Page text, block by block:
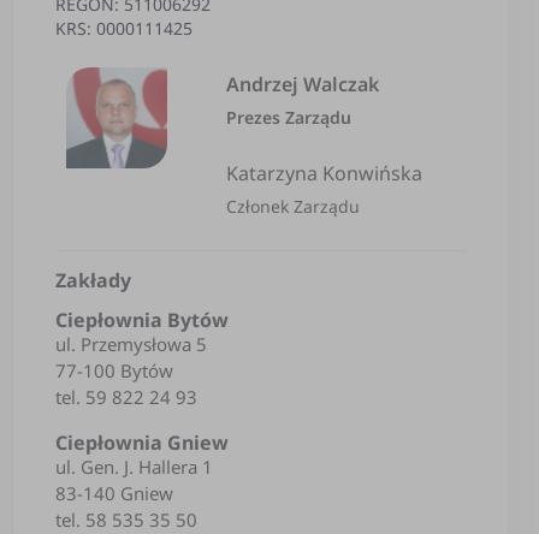
KRS: 0000111425
Andrzej Walczak
Prezes Zarządu
Katarzyna Konwińska
Członek Zarządu
Zakłady
Ciepłownia Bytów
ul. Przemysłowa 5
77-100 Bytów
tel. 59 822 24 93
Ciepłownia Gniew
ul. Gen. J. Hallera 1
83-140 Gniew
tel. 58 535 35 50